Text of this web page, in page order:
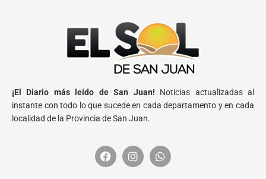
¡El Diario más leído de San Juan! Noticias actualizadas al
instante con todo lo que sucede en cada departamento y en cada
localidad de la Provincia de San Juan.